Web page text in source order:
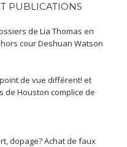
PUBLICATIONS
de Lia Thomas en
cour Deshuan Watson
de vue différent! et
de Houston complice de
dopage? Achat de faux